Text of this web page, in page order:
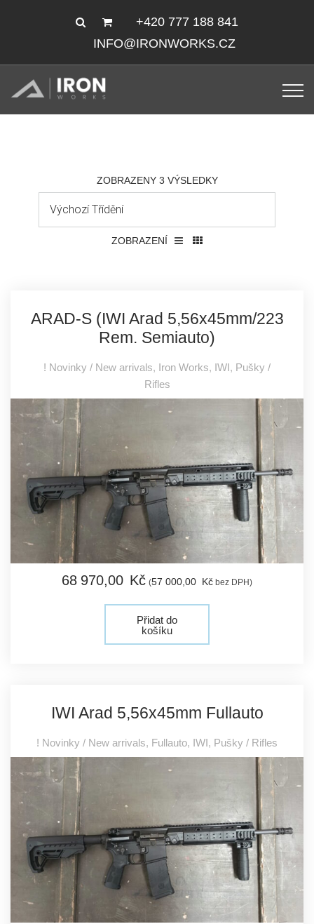
+420 777 188 841
INFO@IRONWORKS.CZ
ZOBRAZENY 3 VÝSLEDKY
ZOBRAZENÍ
ARAD-S (IWI Arad 5,56x45mm/223
Rem. Semiauto)
! Novinky / New arrivals, Iron Works, IWI, Pušky /
Rifles
68 970,00 Kč (57 000,00 Kčbez DPH)
Přidat do
košíku
IWI Arad 5,56x45mm Fullauto
! Novinky / New arrivals, Fullauto, IWI, Pušky / Rifles